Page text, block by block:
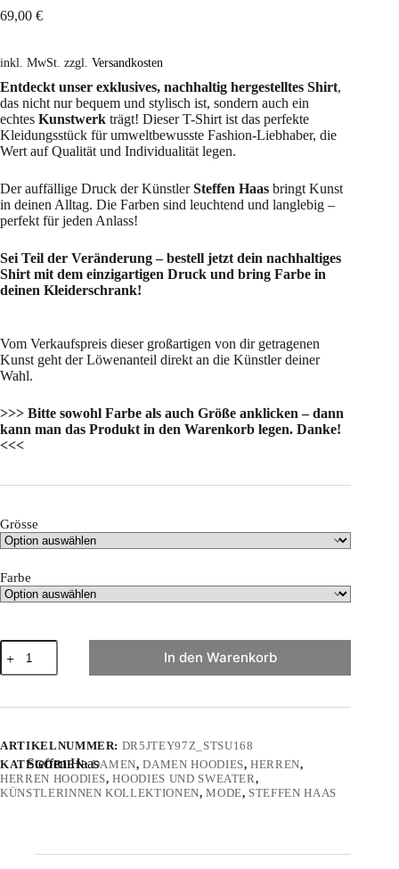
69,00 €
inkl. MwSt. zzgl. Versandkosten
Entdeckt unser exklusives, nachhaltig hergestelltes Shirt,
das nicht nur bequem und stylisch ist, sondern auch ein
echtes Kunstwerk trägt! Dieser T-Shirt ist das perfekte
Kleidungsstück für umweltbewusste Fashion-Liebhaber, die
Wert auf Qualität und Individualität legen.
Der auffällige Druck der KünstlerSteffen Haas bringt Kunst
in deinen Alltag. Die Farben sind leuchtend und langlebig –
perfekt für jeden Anlass!
Sei Teil der Veränderung – bestell jetzt dein nachhaltiges
Shirt mit dem einzigartigen Druck und bring Farbe in
deinen Kleiderschrank!
Vom Verkaufspreis dieser großartigen von dir getragenen
Kunst geht der Löwenanteil direkt an die Künstler deiner
Wahl.
>>> Bitte sowohl Farbe als auch Größe anklicken – dann
kann man das Produkt in den Warenkorb legen. Danke!
<<<
Grösse
Farbe
"dance
to
your
von
-
Unisex
Organic
Hoodie
In den Warenkorb
ARTIKELNUMMER: DR5JTEY97Z_STSU168
KATEGORIEN:DAMEN,DAMEN HOODIES,HERREN,
HERREN HOODIES,HOODIES UND SWEATER,
KÜNSTLERINNEN KOLLEKTIONEN,MODE, STEFFEN HAAS
Steffen Haas